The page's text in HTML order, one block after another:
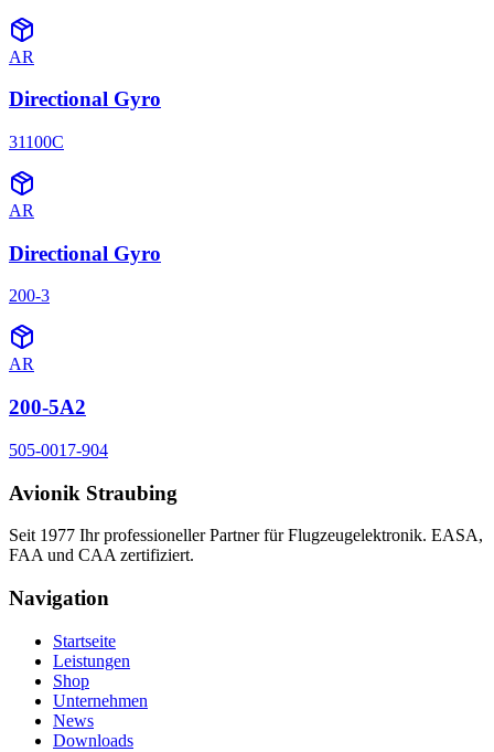
AR
Directional Gyro
31100C
AR
Directional Gyro
200-3
AR
200-5A2
505-0017-904
Avionik Straubing
Seit 1977 Ihr professioneller Partner für Flugzeugelektronik. EASA,
FAA und CAA zertifiziert.
Navigation
Startseite
Leistungen
Shop
Unternehmen
News
Downloads